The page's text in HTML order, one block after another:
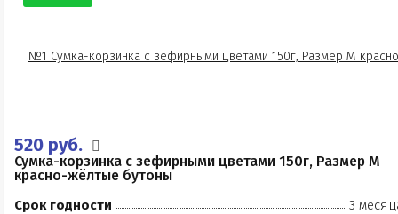
520 руб.
Сумка-корзинка с зефирными цветами 150г, Размер М
красно-жёлтые бутоны
Срок годности
3